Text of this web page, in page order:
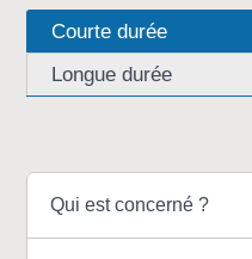
Courte durée
Longue durée
Qui est concerné ?